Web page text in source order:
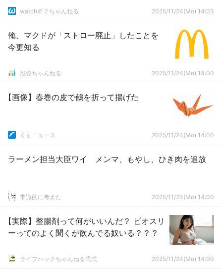
watch＠２ちゃんねる 2025/11/24(Mo) 14:03
俺、マクドが「ストロー廃止」したことを
今更知る
投資ちゃんねる 2025/11/24(Mo) 14:00
【画像】春巻の皮で鶴を折って揚げた
くまニュース 2025/11/24(Mo) 14:00
ラーメン担当大臣ワイ メンマ、もやし、ひき肉を追放
常識的に考えた 2025/11/24(Mo) 14:00
【実際】整腸剤って何がいいんだ？ ビオスリ
ーってのよく聞くが飲んでる奴いる？？？
ライフハックちゃんねる弐式 2025/11/24(Mo) 14:00